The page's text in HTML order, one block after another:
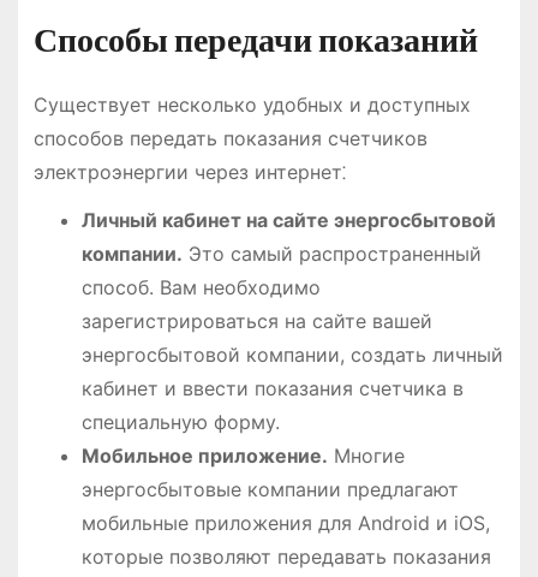
Способы передачи показаний
Существует несколько удобных и доступных
способов передать показания счетчиков
электроэнергии через интернет⁚
Личный кабинет на сайте энергосбытовой
компании. Это самый распространенный
способ. Вам необходимо
зарегистрироваться на сайте вашей
энергосбытовой компании, создать личный
кабинет и ввести показания счетчика в
специальную форму.
Мобильное приложение. Многие
энергосбытовые компании предлагают
мобильные приложения для Android и iOS,
которые позволяют передавать показания